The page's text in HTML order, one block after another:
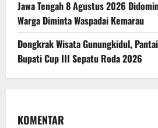
Jawa Tengah 8 Agustus 2026
Warga Diminta Waspadai Kemarau
Dongkrak Wisata Gunungkidul,
Bupati Cup III Sepatu Roda 2026
KOMENTAR